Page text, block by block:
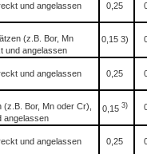
und angelassen 0,25
(z.B. Bor, Mn
und angelassen
0,15 3)
und angelassen 0,25
Bor, Mn oder Cr),
angelassen
0,15 3)
und angelassen 0,25